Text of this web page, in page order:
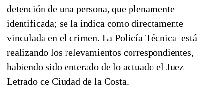
detención de una persona, que plenamente
identificada; se la indica como directamente
vinculada en el crimen. La Policía Técnica está
realizando los relevamientos correspondientes,
habiendo sido enterado de lo actuado el Juez
Letrado de Ciudad de la Costa.